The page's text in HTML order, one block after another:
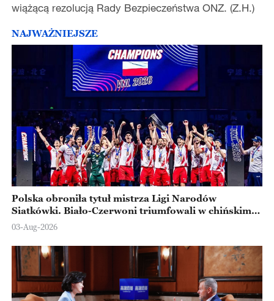
wiążącą rezolucją Rady Bezpieczeństwa ONZ. (Z.H.)
NAJWAŻNIEJSZE
Polska obroniła tytuł mistrza Ligi Narodów
Siatkówki. Biało-Czerwoni triumfowali w chińskim
Ningbo
03-Aug-2026